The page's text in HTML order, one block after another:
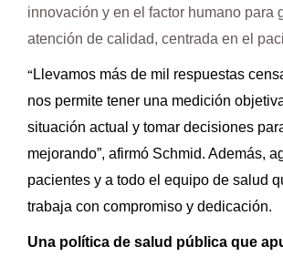
innovación y en el factor humano para
atención de calidad, centrada en el
“Llevamos más de mil respuestas
nos permite tener una medición
situación actual y tomar decisiones
mejorando”, afirmó Schmid. Además,
pacientes y a todo el equipo de salud
trabaja con compromiso y dedicación.
Una política de salud pública que